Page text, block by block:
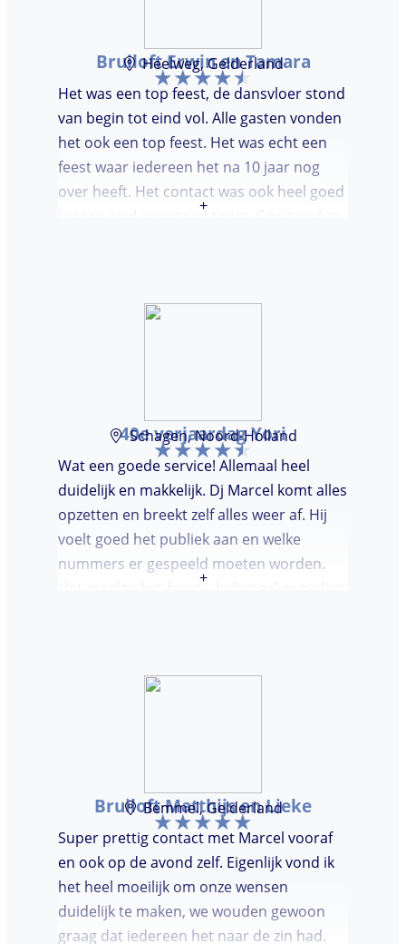
Bruiloft Erwin en Tamara
Heelweg, Gelderland
Het was een top feest, de dansvloer stond
van begin tot eind vol. Alle gasten vonden
het ook een top feest. Het was echt een
feest waar iedereen het na 10 jaar nog
over heeft. Het contact was ook heel goed
kregen snel antwoord terug. Ga vooral zo
+
40e verjaardag Yori
Schagen, Noord-Holland
Wat een goede service! Allemaal heel
duidelijk en makkelijk. Dj Marcel komt alles
opzetten en breekt zelf alles weer af. Hij
voelt goed het publiek aan en welke
nummers er gespeeld moeten worden.
Het maakte het feestje helemaal compleet
+
Bruiloft Matthijs en Lieke
Bemmel, Gelderland
Super prettig contact met Marcel vooraf
en ook op de avond zelf. Eigenlijk vond ik
het heel moeilijk om onze wensen
duidelijk te maken, we wouden gewoon
graag dat iedereen het naar de zin had.